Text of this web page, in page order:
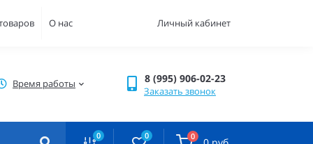
О нас Личный кабинет
Время работы 8 (995) 906-02-23
Заказать звонок
0 0 0